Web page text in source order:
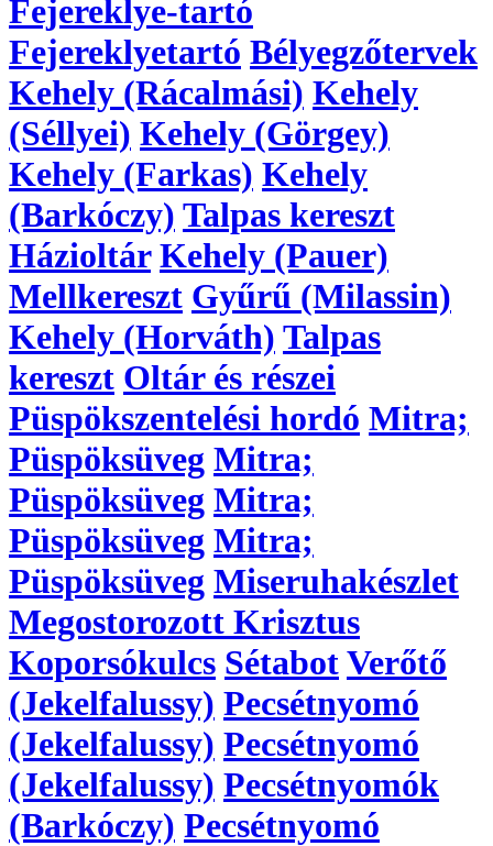
Fejereklye-tartó
Fejereklyetartó Bélyegzőtervek
Kehely (Rácalmási) Kehely
(Séllyei) Kehely (Görgey)
Kehely (Farkas) Kehely
(Barkóczy) Talpas kereszt
Házioltár Kehely (Pauer)
Mellkereszt Gyűrű (Milassin)
Kehely (Horváth) Talpas
kereszt Oltár és részei
Püspökszentelési hordó Mitra;
Püspöksüveg Mitra;
Püspöksüveg Mitra;
Püspöksüveg Mitra;
Püspöksüveg Miseruhakészlet
Megostorozott Krisztus
Koporsókulcs SétabotVerőtő
(Jekelfalussy) Pecsétnyomó
(Jekelfalussy) Pecsétnyomó
(Jekelfalussy) Pecsétnyomók
(Barkóczy) Pecsétnyomó